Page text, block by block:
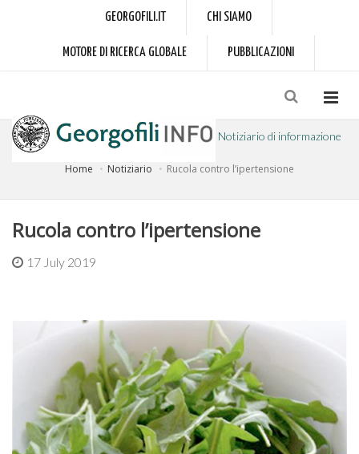
GEORGOFILI.IT CHI SIAMO
MOTORE DI RICERCA GLOBALE PUBBLICAZIONI
Notiziario di informazione
Home Notiziario Rucola contro l’ipertensione
Rucola contro l’ipertensione
17 July 2019